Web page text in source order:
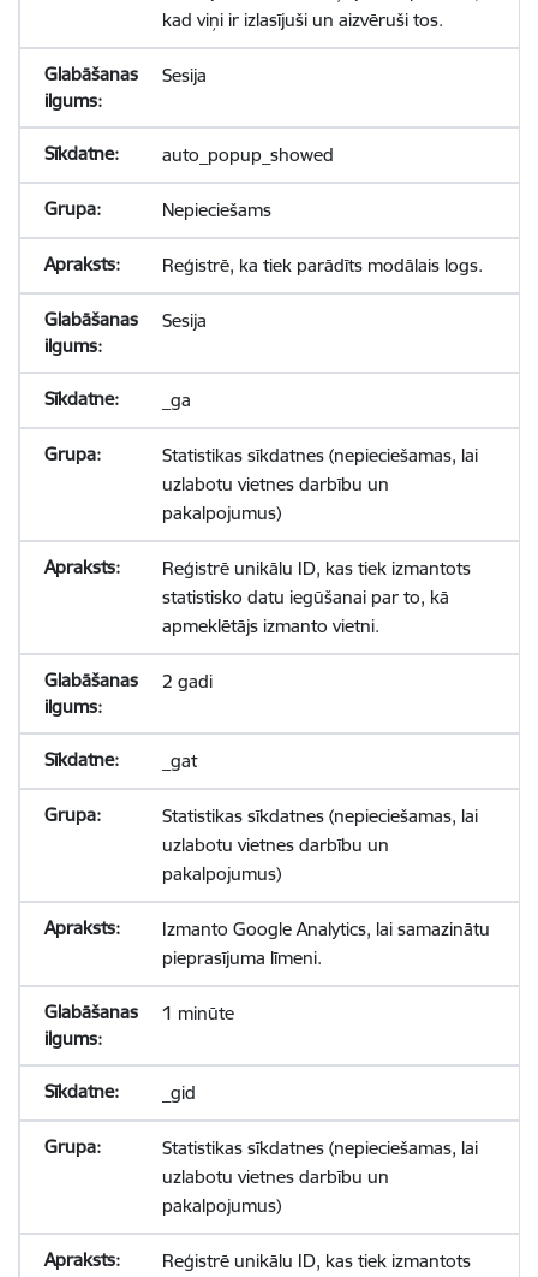
kad viņi ir izlasījuši un aizvēruši tos.
Sesija
auto_popup_showed
Nepieciešams
Reģistrē, ka tiek parādīts modālais logs.
Sesija
_ga
Statistikas sīkdatnes (nepieciešamas, lai
uzlabotu vietnes darbību un
pakalpojumus)
Reģistrē unikālu ID, kas tiek izmantots
statistisko datu iegūšanai par to, kā
apmeklētājs izmanto vietni.
2 gadi
_gat
Statistikas sīkdatnes (nepieciešamas, lai
uzlabotu vietnes darbību un
pakalpojumus)
Izmanto Google Analytics, lai samazinātu
pieprasījuma līmeni.
1 minūte
_gid
Statistikas sīkdatnes (nepieciešamas, lai
uzlabotu vietnes darbību un
pakalpojumus)
Reģistrē unikālu ID, kas tiek izmantots